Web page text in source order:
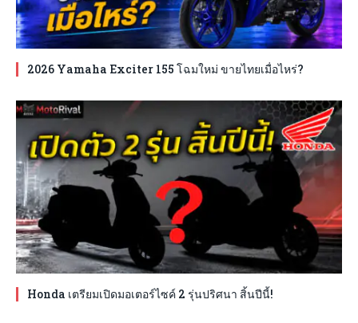
2026 Yamaha Exciter 155 โฉมใหม่ ขายไทยเมื่อไหร่?
Honda เตรียมเปิดมอเตอร์ไซค์ 2 รุ่นปริศนา สิ้นปีนี้!